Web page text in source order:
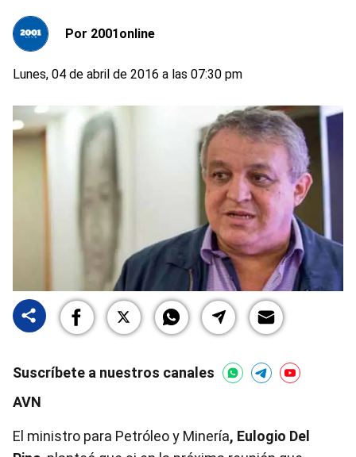
Por 2001online
Lunes, 04 de abril de 2016 a las 07:30 pm
Suscríbete a nuestros canales
AVN
El ministro para Petróleo y Minería, Eulogio Del